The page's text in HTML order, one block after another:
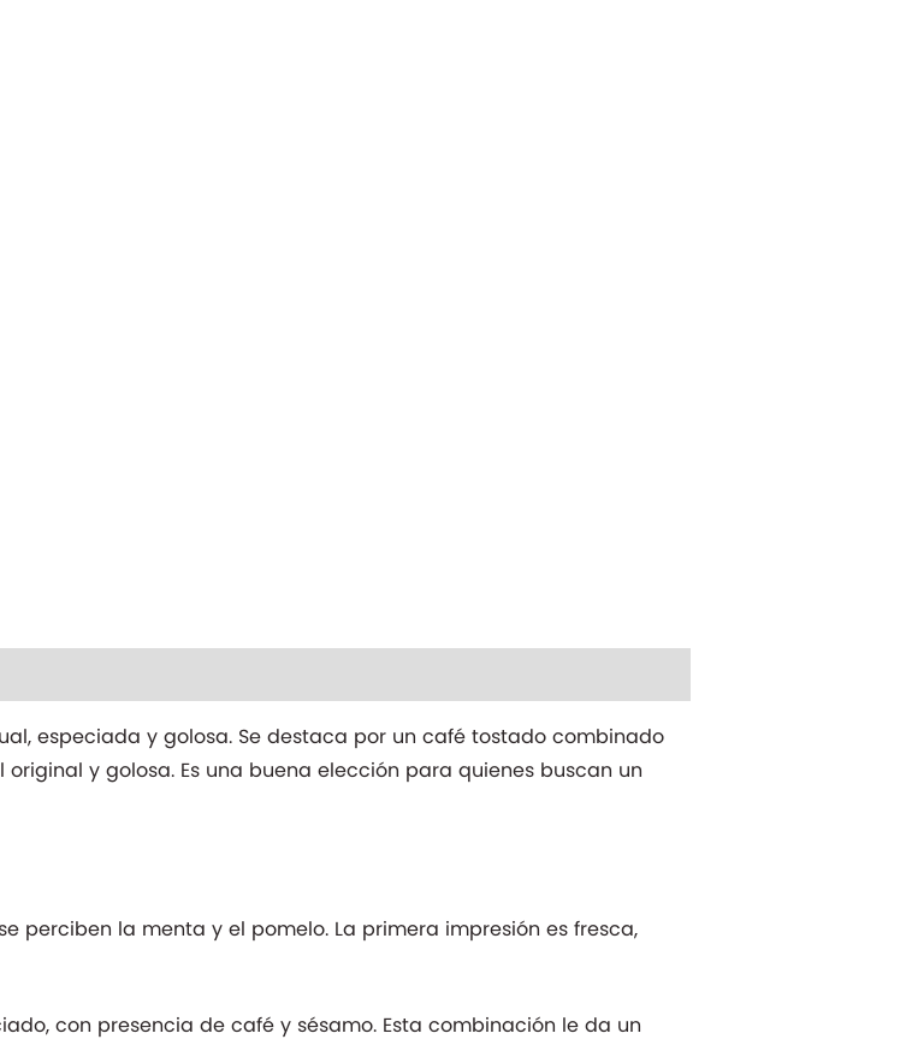
especiada y golosa. Se destaca por un café tostado combinado
y golosa. Es una buena elección para quienes buscan un
perciben la menta y el pomelo. La primera impresión es fresca,
con presencia de café y sésamo. Esta combinación le da un